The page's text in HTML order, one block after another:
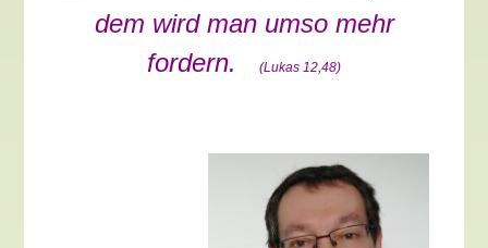
dem wird man umso mehr
fordern.
(Lukas 12,48)